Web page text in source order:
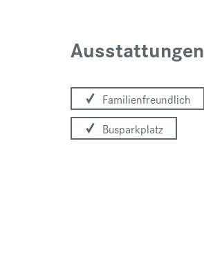
Ausstattungen
Familienfreundlich
Busparkplatz